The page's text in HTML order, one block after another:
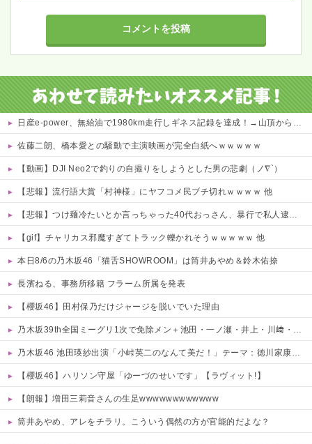
日産e-power、無給油で1980km走行しギネス記録を達成！→山頂から下ってるだけでした…
佐藤二朗、橋本愛との騒動で主演映画が完全白紙へｗｗｗｗｗ
【動画】DJI Neo2で釣りの自撮りをしようとした男の悲劇（ノ∇`）
【悲報】流行語大賞「村神様」にヤフコメ民ブチ切れｗｗｗｗ 他
【悲報】つけ麺冷たいとか言っちゃった40代おっさん、暴行で私人逮捕されるｗｗｗｗ 他
【gif】チャリカス邪魔すぎてトラック轢かれそうｗｗｗｗｗ 他
本日8/6の乃木坂46「猫舌SHOWROOM」は筒井あやめ＆鈴木佑捺
長濱ねる、事務所移籍 フラーム所属を発表
【櫻坂46】田村保乃だけジャージを脱いでいた理由
乃木坂39th全国ミーグリ1次で免除メン＋池田・一ノ瀬・井上・川﨑・菅原・中西が全完売
乃木坂46 池田瑛紗出演「小峠英二のなんて美だ！」テーマ：徳川家康【2025.8.5 24:00〜 TOKYO MX】
【櫻坂46】ハリソン守屋「ゆーづのせいです」【ラヴィット!】
【朗報】増田三莉音さんの生足wwwwwwwwwwww
筒井あやめ、アレをチラリ。こういう偶然の方が官能的だよな？